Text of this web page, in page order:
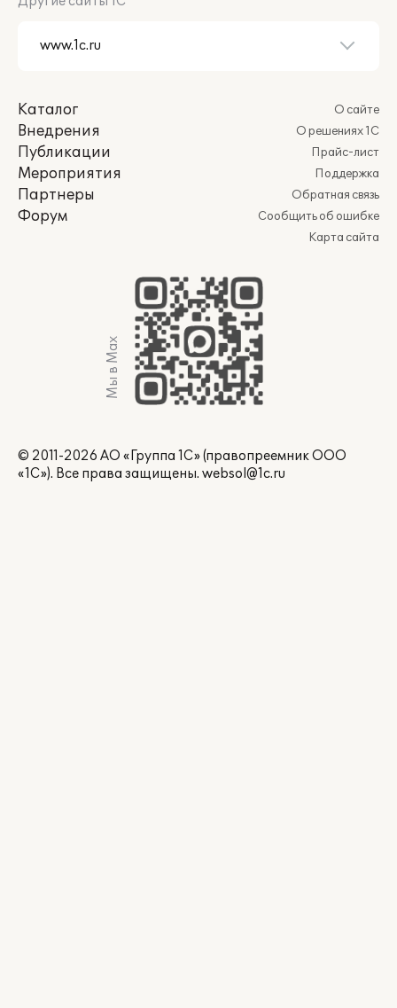
Каталог
Внедрения
Публикации
Мероприятия
Партнеры
Форум
О сайте
О решениях 1С
Прайс-лист
Поддержка
Обратная связь
Сообщить об ошибке
Карта сайта
Мы в Max
© 2011-2026 АО «Группа 1С» (правопреемник ООО
«1С»). Все права защищены. websol@1c.ru